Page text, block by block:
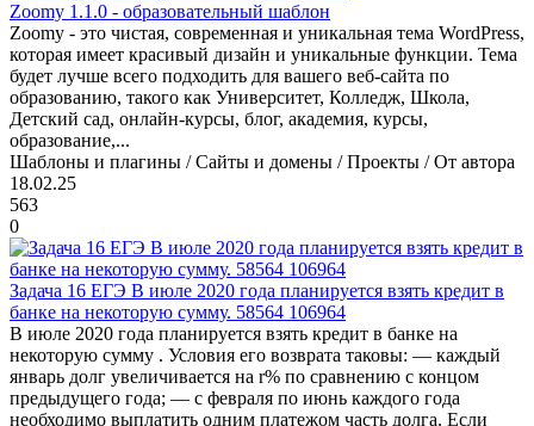
Zoomy 1.1.0 - образовательный шаблон
Zoomy - это чистая, современная и уникальная тема WordPress,
которая имеет красивый дизайн и уникальные функции. Тема
будет лучше всего подходить для вашего веб-сайта по
образованию, такого как Университет, Колледж, Школа,
Детский сад, онлайн-курсы, блог, академия, курсы,
образование,...
Шаблоны и плагины / Сайты и домены / Проекты / От автора
18.02.25
563
0
Задача 16 ЕГЭ В июле 2020 года планируется взять кредит в
банке на некоторую сумму. 58564 106964
В июле 2020 года планируется взять кредит в банке на
некоторую сумму . Условия его возврата таковы: — каждый
январь долг увеличивается на r% по сравнению с концом
предыдущего года; — с февраля по июнь каждого года
необходимо выплатить одним платежом часть долга. Если